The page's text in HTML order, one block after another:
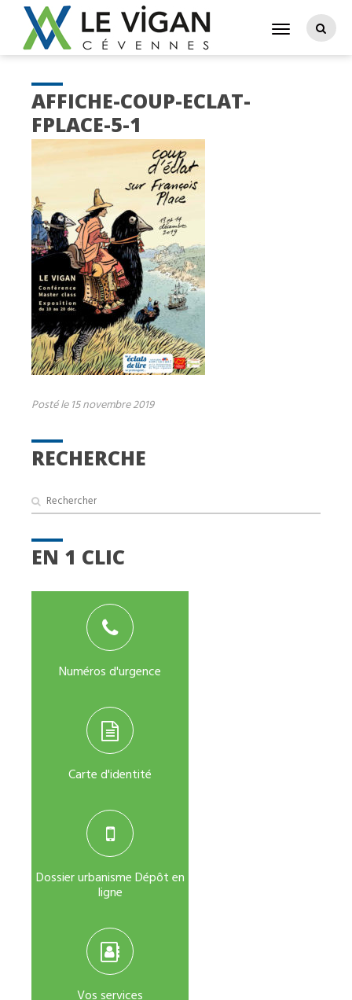
RECHERCHE
EN 1 CLIC
Numéros d'urgence
Carte d'identité
Dossier urbanisme Dépôt en
ligne
Vos services
AFFICHE-COUP-ECLAT-
FPLACE-5-1
Posté le 15 novembre 2019